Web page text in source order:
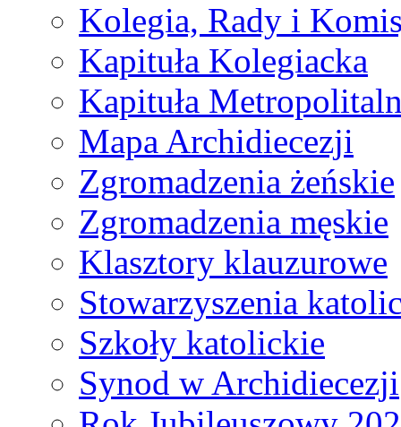
Kolegia, Rady i
Kapituła Kolegiacka
Kapituła
Mapa Archidiecezji
Zgromadzenia żeńskie
Zgromadzenia męskie
Klasztory klauzurowe
Stowarzyszenia
Szkoły katolickie
Synod w Archidiecezji